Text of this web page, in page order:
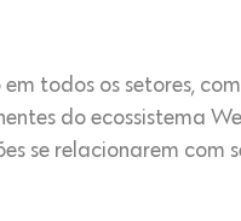
todos os setores,
do ecossistema
se relacionarem com